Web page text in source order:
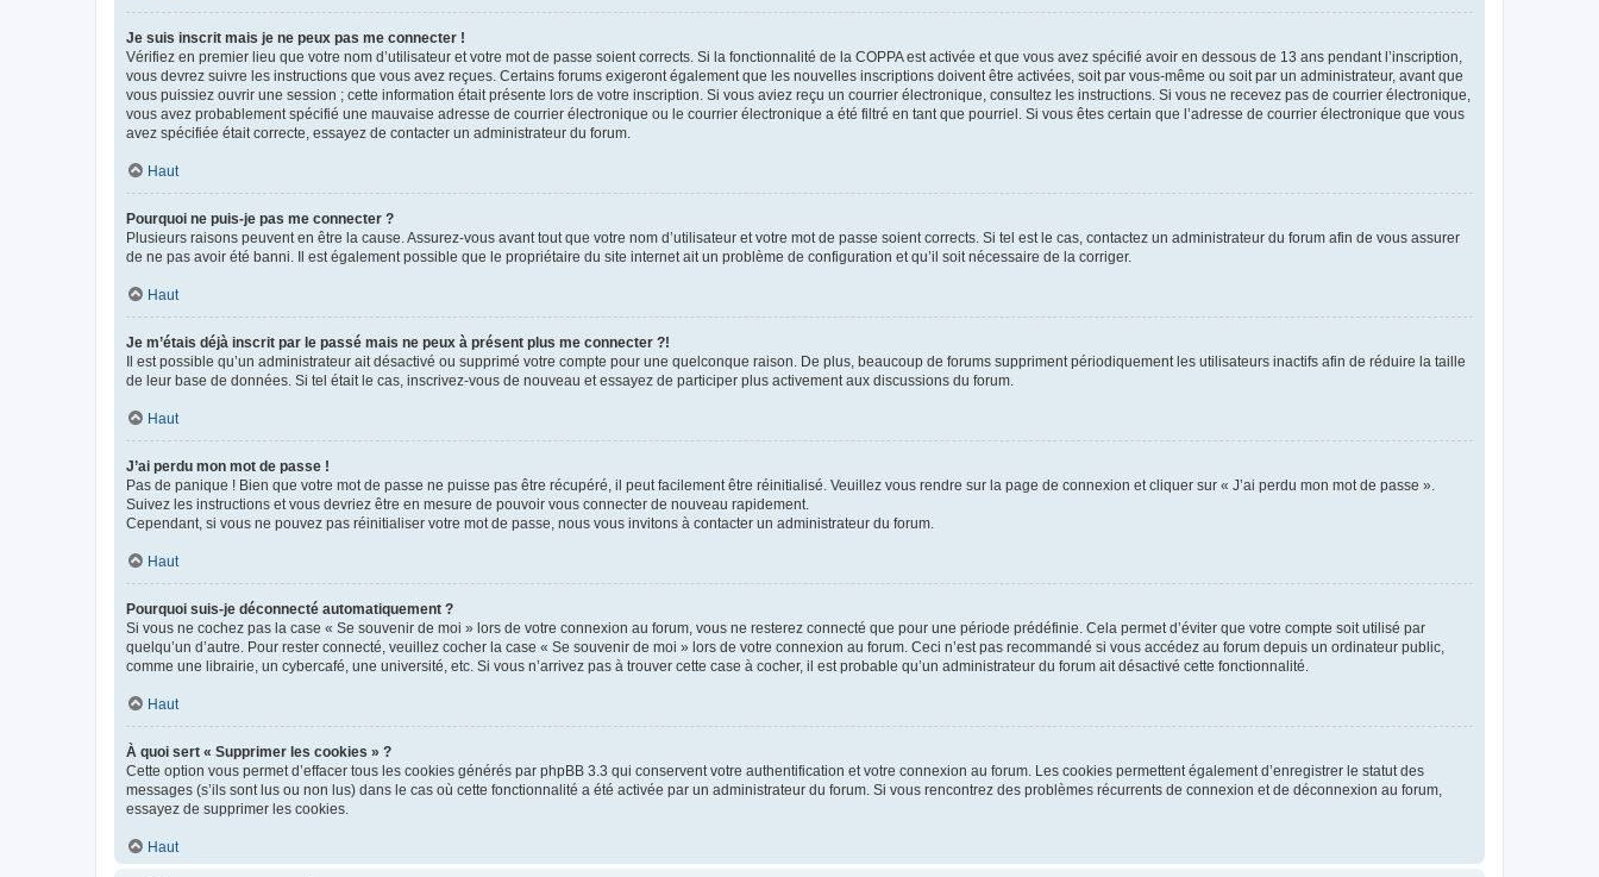
Je suis inscrit mais je ne peux pas me connecter !
Vérifiez en premier lieu que votre nom d’utilisateur et votre mot de passe soient corrects. Si la fonctionnalité de la COPPA est activée et que vous avez spécifié avoir en dessous de 13 ans pendant l’inscription,
vous devrez suivre les instructions que vous avez reçues. Certains forums exigeront également que les nouvelles inscriptions doivent être activées, soit par vous-même ou soit par un administrateur, avant que
vous puissiez ouvrir une session ; cette information était présente lors de votre inscription. Si vous aviez reçu un courrier électronique, consultez les instructions. Si vous ne recevez pas de courrier électronique,
vous avez probablement spécifié une mauvaise adresse de courrier électronique ou le courrier électronique a été filtré en tant que pourriel. Si vous êtes certain que l’adresse de courrier électronique que vous
avez spécifiée était correcte, essayez de contacter un administrateur du forum.
Haut
Pourquoi ne puis-je pas me connecter ?
Plusieurs raisons peuvent en être la cause. Assurez-vous avant tout que votre nom d’utilisateur et votre mot de passe soient corrects. Si tel est le cas, contactez un administrateur du forum afin de vous assurer
de ne pas avoir été banni. Il est également possible que le propriétaire du site internet ait un problème de configuration et qu’il soit nécessaire de la corriger.
Haut
Je m’étais déjà inscrit par le passé mais ne peux à présent plus me connecter ?!
Il est possible qu’un administrateur ait désactivé ou supprimé votre compte pour une quelconque raison. De plus, beaucoup de forums suppriment périodiquement les utilisateurs inactifs afin de réduire la taille
de leur base de données. Si tel était le cas, inscrivez-vous de nouveau et essayez de participer plus activement aux discussions du forum.
Haut
J’ai perdu mon mot de passe !
Pas de panique ! Bien que votre mot de passe ne puisse pas être récupéré, il peut facilement être réinitialisé. Veuillez vous rendre sur la page de connexion et cliquer sur « J’ai perdu mon mot de passe ».
Suivez les instructions et vous devriez être en mesure de pouvoir vous connecter de nouveau rapidement.
Cependant, si vous ne pouvez pas réinitialiser votre mot de passe, nous vous invitons à contacter un administrateur du forum.
Haut
Pourquoi suis-je déconnecté automatiquement ?
Si vous ne cochez pas la case « Se souvenir de moi » lors de votre connexion au forum, vous ne resterez connecté que pour une période prédéfinie. Cela permet d’éviter que votre compte soit utilisé par
quelqu’un d’autre. Pour rester connecté, veuillez cocher la case « Se souvenir de moi » lors de votre connexion au forum. Ceci n’est pas recommandé si vous accédez au forum depuis un ordinateur public,
comme une librairie, un cybercafé, une université, etc. Si vous n’arrivez pas à trouver cette case à cocher, il est probable qu’un administrateur du forum ait désactivé cette fonctionnalité.
Haut
À quoi sert « Supprimer les cookies » ?
Cette option vous permet d’effacer tous les cookies générés par phpBB 3.3 qui conservent votre authentification et votre connexion au forum. Les cookies permettent également d’enregistrer le statut des
messages (s’ils sont lus ou non lus) dans le cas où cette fonctionnalité a été activée par un administrateur du forum. Si vous rencontrez des problèmes récurrents de connexion et de déconnexion au forum,
essayez de supprimer les cookies.
Haut